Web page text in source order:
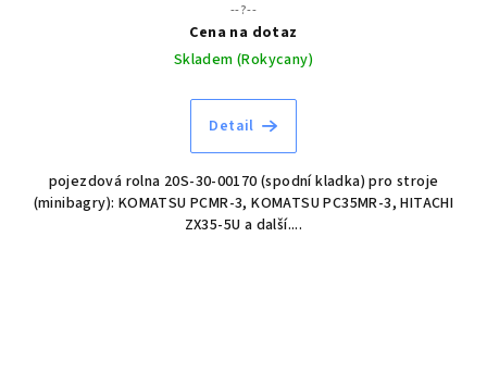
--?--
Cena na dotaz
Skladem (Rokycany)
Detail
pojezdová rolna 20S-30-00170 (spodní kladka) pro stroje
(minibagry): KOMATSU PCMR-3, KOMATSU PC35MR-3, HITACHI
ZX35-5U a další....